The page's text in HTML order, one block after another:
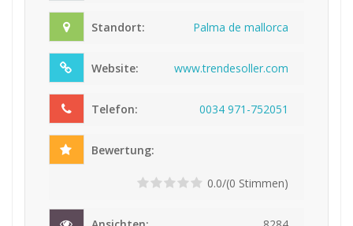
Standort: Palma de mallorca
Website: www.trendesoller.com
Telefon: 0034 971-752051
Bewertung:
0.0/(0 Stimmen)